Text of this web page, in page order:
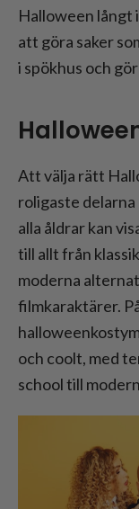
Halloween långt
att göra saker
i spökhus och
Att välja rätt
roligaste
alla åldrar kan
till allt från
moderna
filmkaraktärer.
och coolt, med
school till